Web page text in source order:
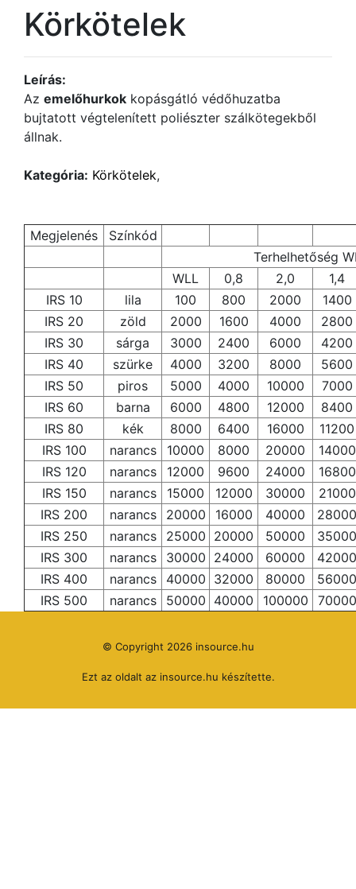
Körkötelek
Leírás:
Az emelőhurkok kopásgátló védőhuzatba
bujtatott végtelenített poliészter szálkötegekből
állnak.
Kategória: Körkötelek,
Megjelenés
Színkód
Terhelhetőség
WLL
0,8 2,0
1,4
IRS 10
lila 100 800 2000
1400
IRS 20
zöld 2000 1600 4000
2800
IRS 30
sárga 3000 2400 6000
4200
IRS 40
szürke 4000 3200 8000
5600
IRS 50
piros 5000 4000 10000
7000
IRS 60
barna 6000 4800 12000
8400
IRS 80
kék 8000 6400 16000
11200
IRS 100
narancs 10000 8000 20000
14000
IRS 120
narancs 12000 9600 24000
16800
IRS 150
narancs 15000 12000 30000
21000
IRS 200
narancs 20000 16000 40000
28000
IRS 250
narancs 25000 20000 50000
35000
IRS 300
narancs 30000 24000 60000
42000
IRS 400
narancs 40000 32000 80000
56000
IRS 500
narancs 50000 40000 100000 70000
© Copyright 2026 insource.hu
Ezt az oldalt az insource.hu készítette.